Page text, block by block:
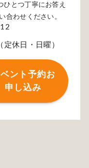
ひとつ丁寧にお答え
合わせください。
休日・日曜）
ント予約お
申し込み